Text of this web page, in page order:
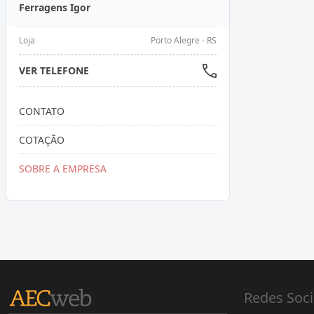
Ferragens Igor
Loja Porto Alegre - RS
VER TELEFONE
CONTATO
COTAÇÃO
SOBRE A EMPRESA
Redes